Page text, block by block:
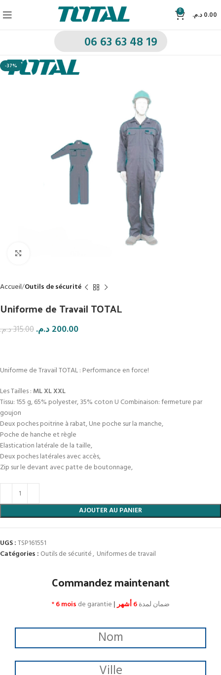
0 0.00د.م.
06 63 63 48 19
-37%
Accueil Outils de sécurité
Uniforme de Travail TOTAL
315.00د.م. 200.00 د.م.
Uniforme de Travail TOTAL : Performance en force!
Les Tailles : ML XL XXL
Tissu: 155 g, 65% polyester, 35% coton U Combinaison: fermeture par
goujon
Deux poches poitrine à rabat, Une poche sur la manche,
Poche de hanche et règle
Elastication latérale de la taille,
Deux poches latérales avec accès,
Zip sur le devant avec patte de boutonnage,
AJOUTER AU PANIER
UGS :TSP161551
Catégories : Outils de sécurité, Uniformes de travail
Commandez maintenant
*6 mois de garantie | ضمان لمدة6 أشهر